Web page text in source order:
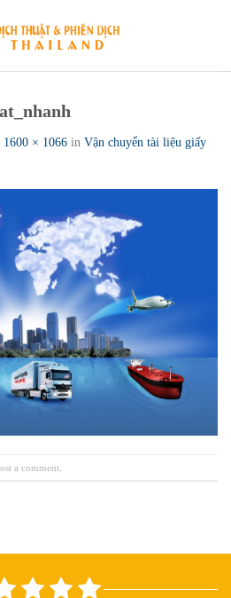
1600 × 1066 in Vận chuyển tài liệu giấy
a comment